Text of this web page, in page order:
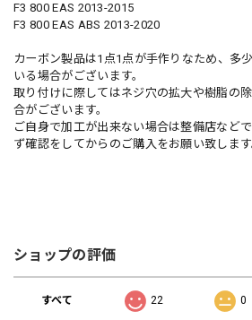
F3 800 EAS 2013-2015
F3 800 EAS ABS 2013-2020
カーボン製品は1点1点が手作りなため、多
いる場合がございます。
取り付けに際してはネジ穴の拡大や樹脂の
合がございます。
ご自身で加工が出来ない場合は整備店など
ず確認をしてからのご購入をお願い致します
ショップの評価
すべて 22 0